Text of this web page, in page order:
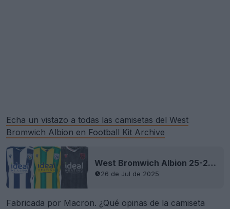
Echa un vistazo a todas las camisetas del West
Bromwich Albion en Football Kit Archive
West Bromwich Albion 25-26: presentadas las camisetas local, visitante y tercera
26 de Jul de 2025
Fabricada por Macron. ¿Qué opinas de la camiseta